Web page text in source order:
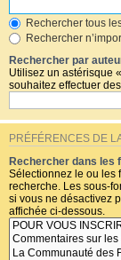
Rechercher tous
Rechercher
Rechercher par
Utilisez un astérisque
souhaitez effectuer
PRÉFÉRENCES DE
Rechercher dans les
Sélectionnez le ou les
recherche. Les sous-
si vous ne désactivez
affichée ci-dessous.